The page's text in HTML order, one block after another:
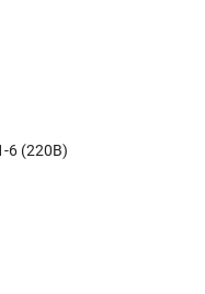
6 (220В)